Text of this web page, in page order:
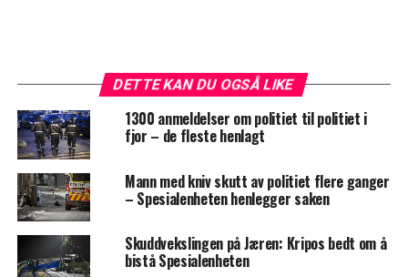
DETTE KAN DU OGSÅ LIKE
1300 anmeldelser om politiet til politiet i
fjor – de fleste henlagt
Mann med kniv skutt av politiet flere ganger
– Spesialenheten henlegger saken
Skuddvekslingen på Jæren: Kripos bedt om å
bistå Spesialenheten